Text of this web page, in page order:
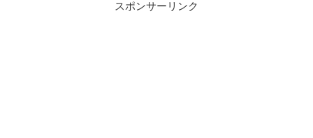
スポンサーリンク